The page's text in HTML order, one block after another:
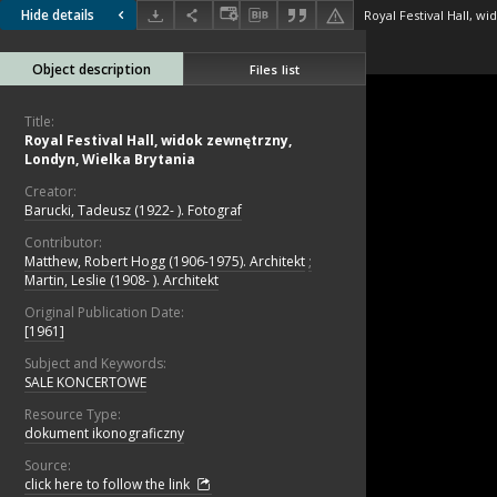
Hide details
Object description Files list
Title:
Royal Festival Hall, widok zewnętrzny,
Londyn, Wielka Brytania
Creator:
Barucki, Tadeusz (1922- ). Fotograf
Contributor:
Matthew, Robert Hogg (1906-1975). Architekt ;
Martin, Leslie (1908- ). Architekt
Original Publication Date:
[1961]
Subject and Keywords:
SALE KONCERTOWE
Resource Type:
dokument ikonograficzny
Source:
click here to follow the link